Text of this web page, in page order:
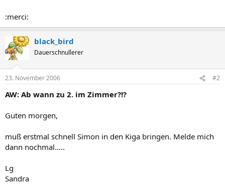
:merci:
black_bird
Dauerschnullerer
23. November 2006 #2
AW: Ab wann zu 2. im Zimmer?!?
Guten morgen,
muß erstmal schnell Simon in den Kiga bringen. Melde mich
dann nochmal.....
Lg
Sandra